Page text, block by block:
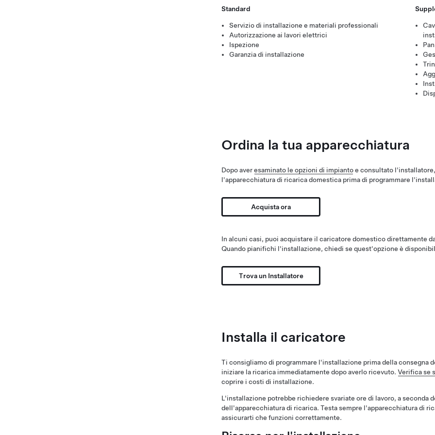
Standard
Servizio di installazione e materiali professionali
Autorizzazione ai lavori elettrici
Ispezione
Garanzia di installazione
Ordina la tua apparecchiatura
Dopo averesaminato le opzioni di impiantoe consultato
l'apparecchiatura di ricarica domestica prima di programmare
Acquista ora
In alcuni casi, puoi acquistare il caricatore domestico direttamente
Quando pianifichi l'installazione, chiedi se quest'opzione è
Trova un Installatore
Installa il caricatore
Ti consigliamo di programmare l'installazione prima della consegna
iniziare la ricarica immediatamente dopo averlo ricevuto. Verifica se
coprire i costi di installazione.
L'installazione potrebbe richiedere svariate ore di lavoro, a seconda
dell'apparecchiatura di ricarica. Testa sempre l'apparecchiatura di
assicurarti che funzioni correttamente.